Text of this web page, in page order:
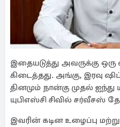
இதையடுத்து அவருக்கு
கிடைத்தது. அங்கு, இரவு
தினமும் நான்கு முதல்
யுபிஎஸ்சி சிவில் சர்வீசஸ்
இவரின் கடின உழைப்பு